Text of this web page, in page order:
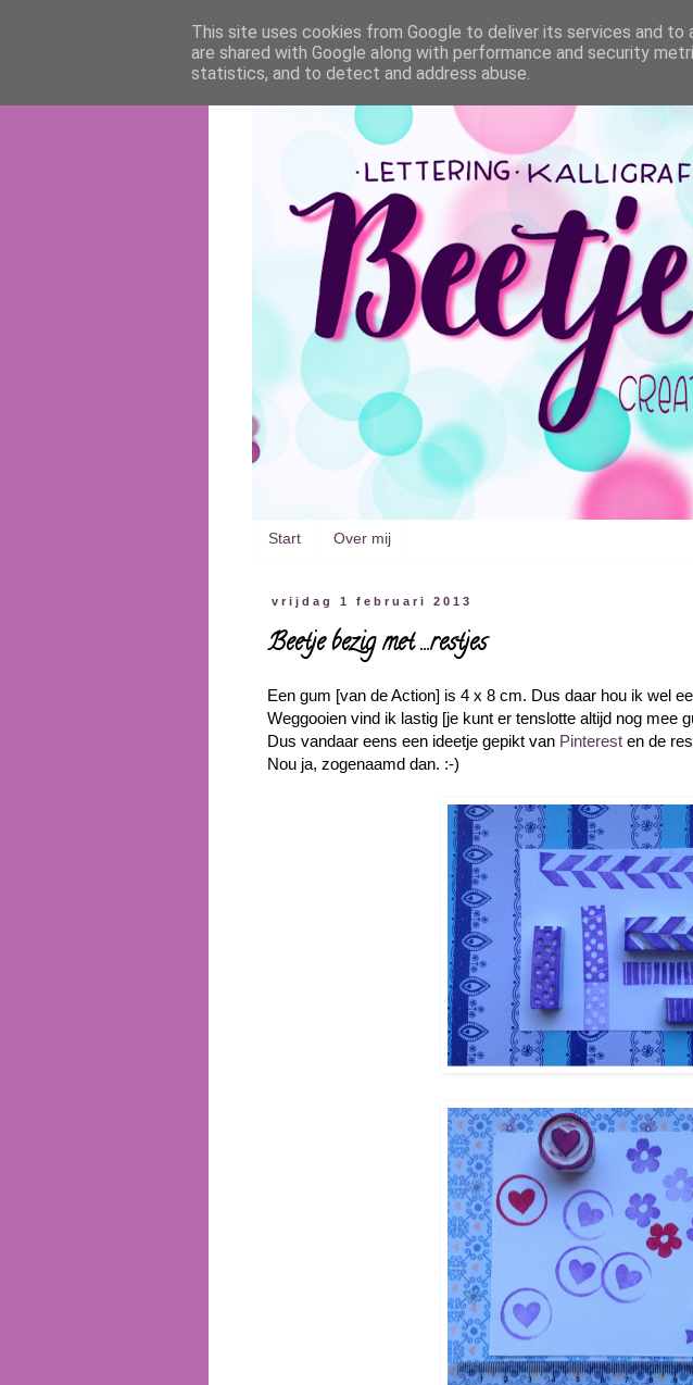
Start Over mij
vrijdag 1 februari 2013
Beetje bezig met ...restjes
Een gum [van de Action] is 4 x 8 cm. Dus daar hou ik wel
Weggooien vind ik lastig [je kunt er tenslotte altijd nog mee
Dus vandaar eens een ideetje gepikt van Pinterest en de
Nou ja, zogenaamd dan. :-)
This site uses cookies from Google to deliver its services and to
are shared with Google along with performance and security
statistics, and to detect and address abuse.